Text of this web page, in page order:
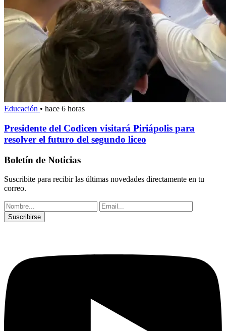
Educación • hace 6 horas
Presidente del Codicen visitará Piriápolis para
resolver el futuro del segundo liceo
Boletín de Noticias
Suscribite para recibir las últimas novedades directamente en tu
correo.
Suscribirse